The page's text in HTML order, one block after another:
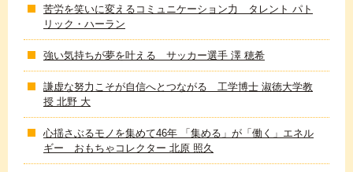
苦労を笑いに変えるコミュニケーション力 タレント パト
リック・ハーラン
強い気持ちが夢を叶える サッカー選手 澤 穂希
謙虚な努力こそが自信へとつながる 工学博士 淑徳大学教
授 北野 大
心揺さぶるモノを集めて46年 「集める」が「働く」エネル
ギー おもちゃコレクター 北原 照久